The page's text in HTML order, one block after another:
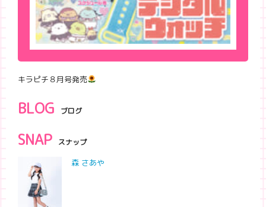
キラピチ８月号発売
BLOG ブログ
SNAP スナップ
森 さあや